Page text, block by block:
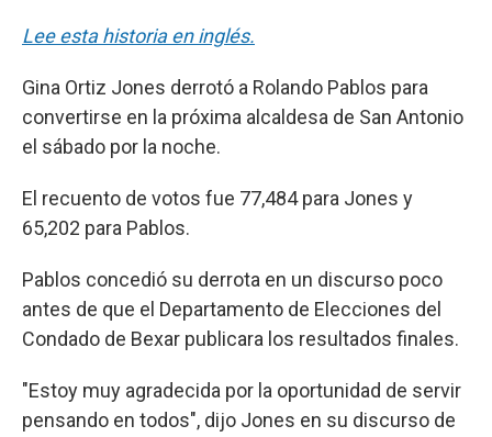
Lee esta historia en inglés.
Gina Ortiz Jones derrotó a Rolando Pablos para
convertirse en la próxima alcaldesa de San Antonio
el sábado por la noche.
El recuento de votos fue 77,484 para Jones y
65,202 para Pablos.
Pablos concedió su derrota en un discurso poco
antes de que el Departamento de Elecciones del
Condado de Bexar publicara los resultados finales.
"Estoy muy agradecida por la oportunidad de servir
pensando en todos", dijo Jones en su discurso de